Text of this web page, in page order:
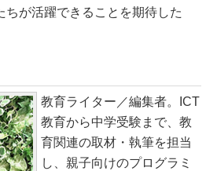
ちが活躍できることを期待した
教育ライター／編集者。ICT
教育から中学受験まで、教
育関連の取材・執筆を担当
し、親子向けのプログラミ